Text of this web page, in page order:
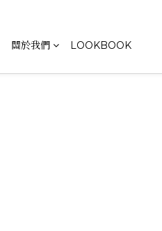
關於我們 LOOKBOOK